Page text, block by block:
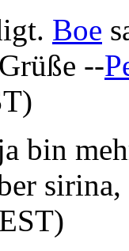
Boe
--
bin